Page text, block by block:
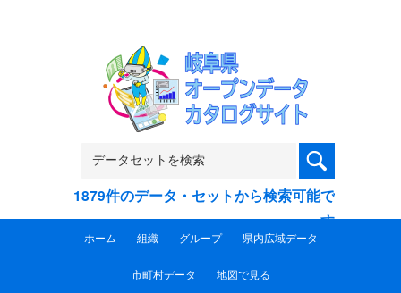
1879件のデータ・セットから検索可能で
す
ホーム 組織 グループ 県内広域データ
市町村データ 地図で見る